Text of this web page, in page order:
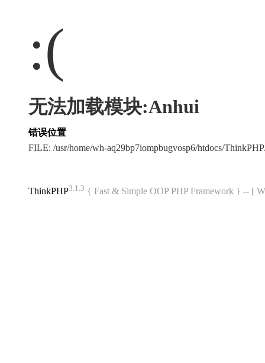
:(
无法加载模块:Anhui
错误位置
FILE: /usr/home/wh-aq29bp7iompbugvosp6/htdocs/
ThinkPHP3.1.3 { Fast & Simple OOP PHP Framework } -- [